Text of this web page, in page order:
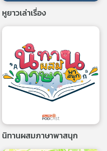
หูยาวเล่าเรื่อง
นิทานผสมภาษาพาสนุก